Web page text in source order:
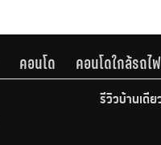
คอนโด คอนโดใกล้รถ
รีวิวบ้านเดี่ย